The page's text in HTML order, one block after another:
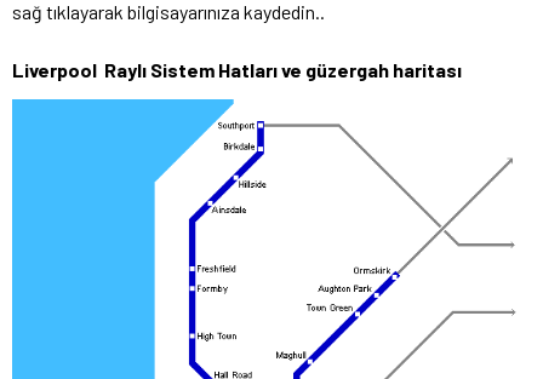
sağ tıklayarak bilgisayarınıza kaydedin..
Liverpool Raylı Sistem Hatlarıve güzergah haritası